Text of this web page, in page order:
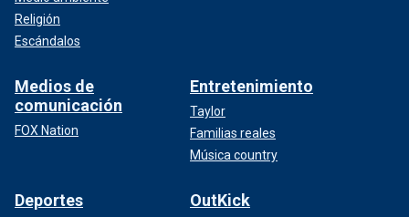
Religión
Escándalos
Medios de
comunicación
FOX Nation
Entretenimiento
Taylor
Familias reales
Música country
Deportes OutKick